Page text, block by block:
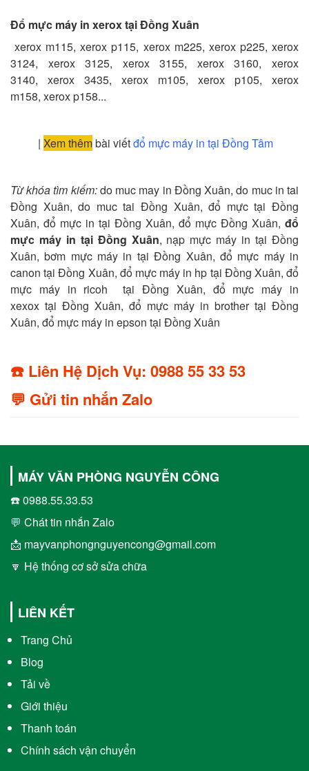
Đổ mực máy in xerox tại Đồng Xuân
xerox m115, xerox p115, xerox m225, xerox p225, xerox
3124, xerox 3125, xerox 3155, xerox 3160, xerox
3140, xerox 3435, xerox m105, xerox p105, xerox
m158, xerox p158...
| Xem thêmbài viếtđổ mực máy in tại Đồng Tâm
Từ khóa tìm kiếm:do muc may in Đồng Xuân, do muc in tai
Đồng Xuân, do muc tai Đồng Xuân, đổ mực tại Đồng
Xuân, đổ mực in tại Đồng Xuân, đổ mực Đồng Xuân, đổ
mực máy in tại Đồng Xuân, nạp mực máy in tại Đồng
Xuân, bơm mực máy in tại Đồng Xuân, đổ mực máy in
canon tại Đồng Xuân, đổ mực máy in hp tại Đồng Xuân, đổ
mực máy in ricoh tại Đồng Xuân, đổ mực máy in
xexox tại Đồng Xuân, đổ mực máy in brother tại Đồng
Xuân, đổ mực máy in epson tại Đồng Xuân
☎️ Liên Hệ Dịch Vụ: 0988 55 33 53
💬 Gửi tin nhắn Zalo
MÁY VĂN PHÒNG NGUYỄN CÔNG
☎️ 0988.55.33.53
💬 Chát tin nhắn Zalo
📩 mayvanphongnguyencong@gmail.com
🔽 Hệ thống cơ sở sửa chữa
LIÊN KẾT
Trang Chủ
Blog
Tải về
Giới thiệu
Thanh toán
Chính sách vận chuyển